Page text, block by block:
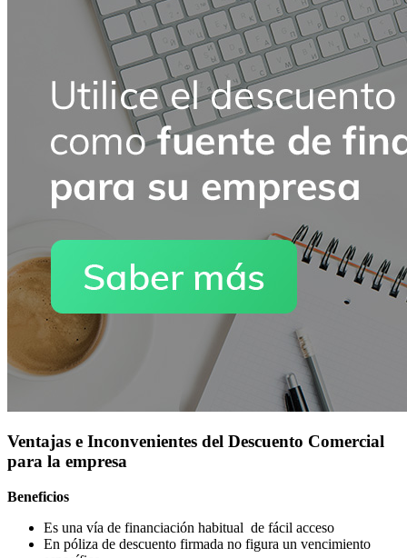
Ventajas e Inconvenientes del Descuento Comercial
para la empresa
Beneficios
Es una vía de financiación habitual de fácil acceso
En póliza de descuento firmada no figura un vencimiento